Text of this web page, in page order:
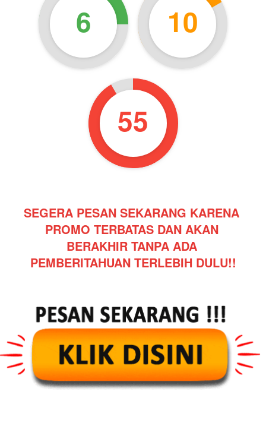
6 10
54
SEGERA PESAN SEKARANG KARENA
PROMO TERBATAS DAN AKAN
BERAKHIR TANPA ADA
PEMBERITAHUAN TERLEBIH DULU!!